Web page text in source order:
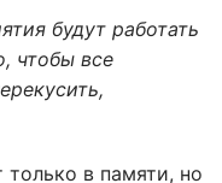
будут работать
чтобы все
в памяти, но